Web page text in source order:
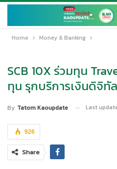
Home Money & Banking
SCB 10X ร่วมทุน
ทุน รุกบริการเงินดิจิทั
By Tatom Kaoupdate Last
926
Share